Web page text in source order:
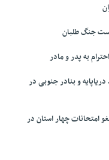
جنگ طلبان
به پدر و مادر
و بنادر جنوبی در
امتحانات چهار استان در